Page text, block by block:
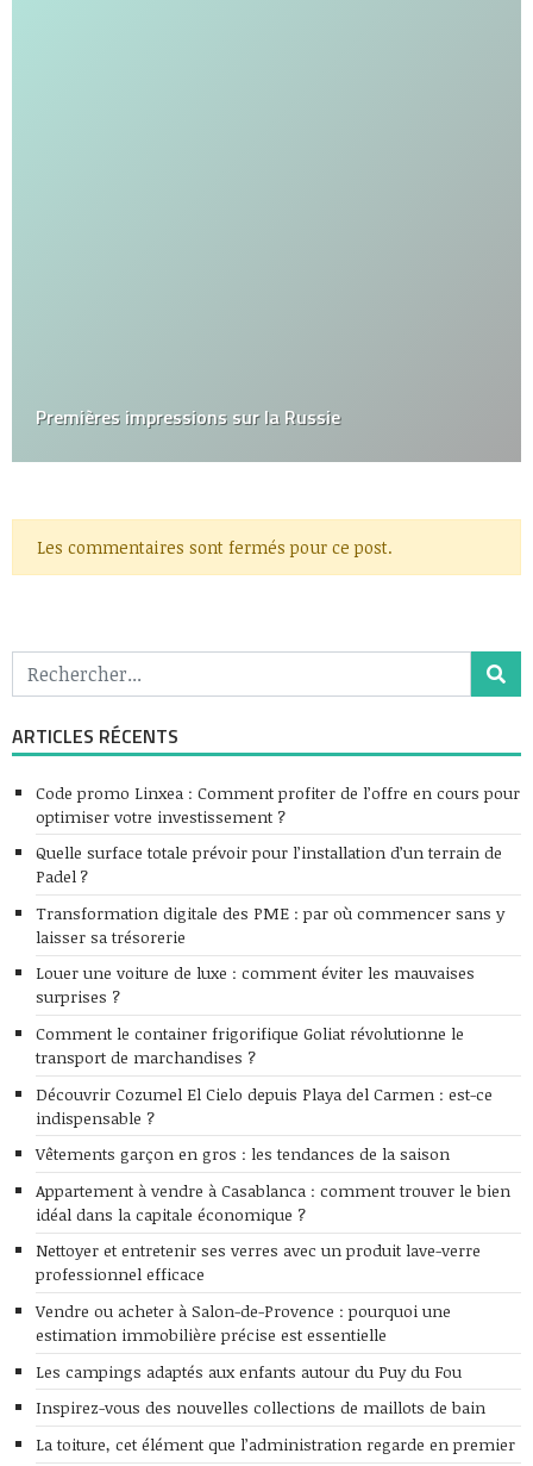
Premières impressions sur la Russie
Les commentaires sont fermés pour ce post.
ARTICLES RÉCENTS
Code promo Linxea : Comment profiter de l’offre en cours pour
optimiser votre investissement ?
Quelle surface totale prévoir pour l’installation d’un terrain de
Padel ?
Transformation digitale des PME : par où commencer sans y
laisser sa trésorerie
Louer une voiture de luxe : comment éviter les mauvaises
surprises ?
Comment le container frigorifique Goliat révolutionne le
transport de marchandises ?
Découvrir Cozumel El Cielo depuis Playa del Carmen : est-ce
indispensable ?
Vêtements garçon en gros : les tendances de la saison
Appartement à vendre à Casablanca : comment trouver le bien
idéal dans la capitale économique ?
Nettoyer et entretenir ses verres avec un produit lave-verre
professionnel efficace
Vendre ou acheter à Salon-de-Provence : pourquoi une
estimation immobilière précise est essentielle
Les campings adaptés aux enfants autour du Puy du Fou
Inspirez-vous des nouvelles collections de maillots de bain
La toiture, cet élément que l’administration regarde en premier